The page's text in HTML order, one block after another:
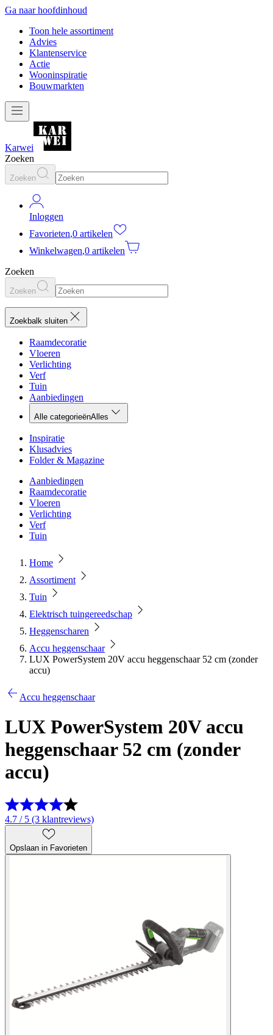
Ga naar hoofdinhoud
Toon hele assortiment
Advies
Klantenservice
Actie
Wooninspiratie
Bouwmarkten
Karwei
Zoeken
Zoeken
Inloggen
Favorieten,0 artikelen
Winkelwagen,0 artikelen
Zoeken
Zoeken
Zoekbalk sluiten
Raamdecoratie
Vloeren
Verlichting
Verf
Tuin
Aanbiedingen
Alle categorieënAlles
Inspiratie
Klusadvies
Folder & Magazine
Aanbiedingen
Raamdecoratie
Vloeren
Verlichting
Verf
Tuin
Home
Assortiment
Tuin
Elektrisch tuingereedschap
Heggenscharen
Accu heggenschaar
LUX PowerSystem 20V accu heggenschaar 52 cm (zonder
accu)
Accu heggenschaar
LUX PowerSystem 20V accu
heggenschaar 52 cm (zonder
accu)
4.7 / 5 (3 klantreviews)
Opslaan in Favorieten